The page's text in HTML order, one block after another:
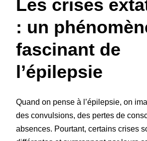
Les crises
: un
fascinant de
l’épilepsie
Quand on pense à l’épilepsie, on
des convulsions, des pertes de
absences. Pourtant, certains crises